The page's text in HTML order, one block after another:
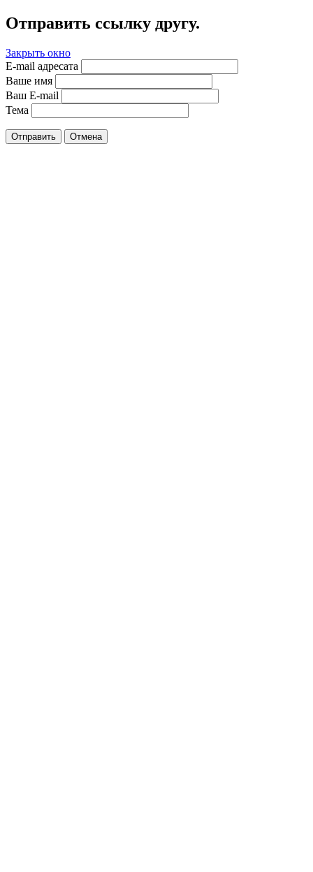
Отправить ссылку другу.
Закрыть окно
E-mail адресата
Ваше имя
Ваш E-mail
Тема
Отправить Отмена